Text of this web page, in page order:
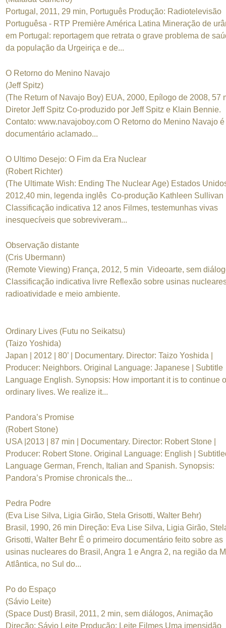
Portugal, 2011, 29 min, Português Produção: Radiotelevisão
Portuguêsa - RTP Première América Latina Mineração de
em Portugal: reportagem que retrata o grave problema de
da população da Urgeiriça e de...
O Retorno do Menino Navajo
(Jeff Spitz)
(The Return of Navajo Boy) EUA, 2000, Epílogo de 2008, 57
Diretor Jeff Spitz Co-produzido por Jeff Spitz e Klain Bennie.
Contato: www.navajoboy.com O Retorno do Menino Navajo é
documentário aclamado...
O Ultimo Desejo: O Fim da Era Nuclear
(Robert Richter)
(The Ultimate Wish: Ending The Nuclear Age) Estados
2012,40 min, legenda inglês Co-produção Kathleen Sullivan
Classificação indicativa 12 anos Filmes, testemunhas vivas
inesquecíveis que sobreviveram...
Observação distante
(Cris Ubermann)
(Remote Viewing) França, 2012, 5 min Videoarte, sem
Classificação indicativa livre Reflexão sobre usinas
radioatividade e meio ambiente.
Ordinary Lives (Futu no Seikatsu)
(Taizo Yoshida)
Japan | 2012 | 80’ | Documentary. Director: Taizo Yoshida |
Producer: Neighbors. Original Language: Japanese | Subtitle
Language English. Synopsis: How important it is to continue
ordinary lives. We realize it...
Pandora’s Promise
(Robert Stone)
USA |2013 | 87 min | Documentary. Director: Robert Stone |
Producer: Robert Stone. Original Language: English |
Language German, French, Italian and Spanish. Synopsis:
Pandora’s Promise chronicals the...
Pedra Podre
(Eva Lise Silva, Ligia Girão, Stela Grisotti, Walter Behr)
Brasil, 1990, 26 min Direção: Eva Lise Silva, Ligia Girão,
Grisotti, Walter Behr É o primeiro documentário feito sobre as
usinas nucleares do Brasil, Angra 1 e Angra 2, na região da
Atlântica, no Sul do...
Po do Espaço
(Sávio Leite)
(Space Dust) Brasil, 2011, 2 min, sem diálogos, Animação
Direção: Sávio Leite Produção: Leite Filmes Uma imensidão